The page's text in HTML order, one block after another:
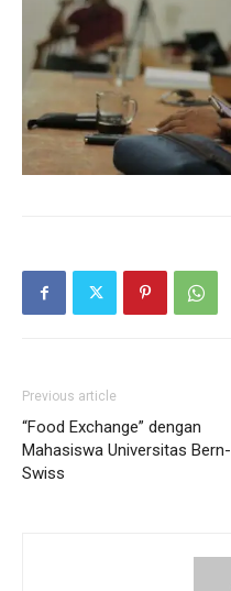
Previous article
“Food Exchange” dengan
Mahasiswa Universitas Bern-
Swiss